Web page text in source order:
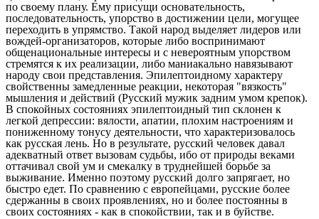
по своему плану. Ему присущи основательность,
последовательность, упорство в достижении цели, могущее
переходить в упрямство. Такой народ выделяет лидеров или
вождей-организаторов, которые либо воспринимают
общенациональные интересы и с невероятным упорством
стремятся к их реализации, либо маниакально навязывают
народу свои представления. Эпилептоидному характеру
свойственны замедленные реакции, некоторая "вязкость"
мышления и действий (Русский мужик задним умом крепок).
В спокойных состояниях эпилептоидный тип склонен к
легкой депрессии: вялости, апатии, плохим настроениям и
пониженному тонусу деятельности, что характеризовалось
как русская лень. Но в результате, русский человек давал
адекватный ответ вызовам судьбы, ибо от природы веками
оттачивал свой ум и смекалку в труднейшей борьбе за
выживание. Именно поэтому русский долго запрягает, но
быстро едет. По сравнению с европейцами, русские более
сдержанны в своих проявлениях, но и более постоянны в
своих состояниях - как в спокойствии, так и в буйстве.